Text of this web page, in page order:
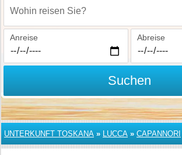
Wohin reisen Sie?
Anreise Abreise
Suchen
UNTERKUNFT TOSKANA » LUCCA » CAPANNORI